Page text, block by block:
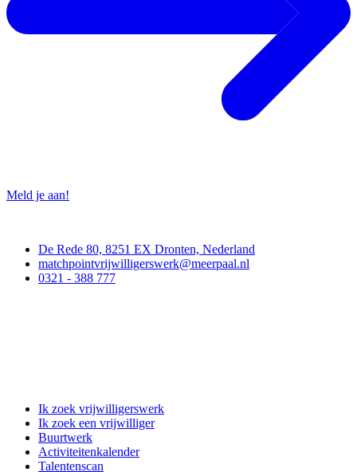
Meld je aan!
De Rede 80, 8251 EX Dronten, Nederland
matchpointvrijwilligerswerk@meerpaal.nl
0321 - 388 777
Ik zoek vrijwilligerswerk
Ik zoek een vrijwilliger
Buurtwerk
Activiteitenkalender
Talentenscan